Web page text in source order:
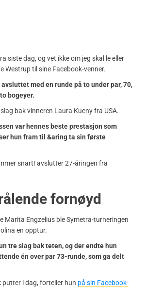
siste dag, og vet ikke om jeg skal le eller
Westrup til sine Facebook-venner.
med en runde på to under par, 70,
bogeyer.
bak vinneren Laura Kueny fra USA.
var hennes beste prestasjon som
hun fram til &aring ta sin første
snart! avslutter 27-åringen fra
fornøyd
Marita Engzelius ble Symetra-turneringen
en opptur.
tre slag bak teten, og der endte hun
én over par 73-runde, som ga delt
i dag, forteller hun på sin Facebook-